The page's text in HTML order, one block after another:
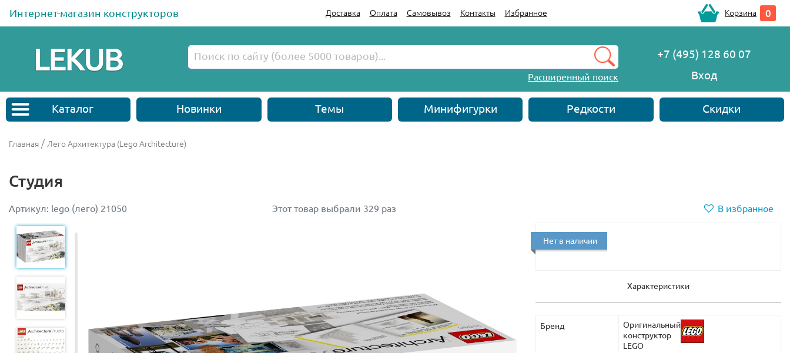
Интернет-магазин конструкторов Доставка Оплата Самовывоз Контакты Избранное Корзина 0
Расширенный поиск
+7 (495) 128 60 07
Вход
Каталог Новинки Темы Минифигурки Редкости Скидки
Главная / Лего Архитектура (Lego Architecture)
Студия
Артикул: lego (лего) 21050 Этот товар выбрали 329 раз В избранное
Нет в наличии
Характеристики
Бренд
Оригинальный
конструктор
LEGO